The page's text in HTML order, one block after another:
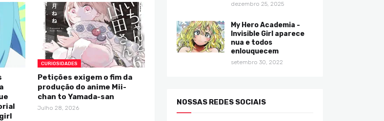
CURIOSIDADES
Petições exigem o fim da
produção do anime Mii-
chan to Yamada-san
Julho 28, 2026
dezembro 25, 2025
My Hero Academia -
Invisible Girl aparece
nua e todos
enlouquecem
setembro 30, 2022
NOSSAS REDES SOCIAIS